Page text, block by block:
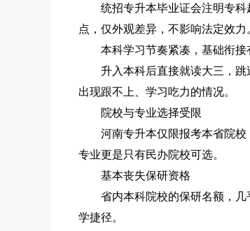
统招专升本毕业证会注明专科
点，仅外观差异，不影响法定效力
本科学习节奏紧凑，基础衔接
升入本科后直接就读大三，跳
出现跟不上、学习吃力的情况。
院校与专业选择受限
河南专升本仅限报考本省院校
专业更是只有民办院校可选。
基本丧失保研资格
省内本科院校的保研名额，几
学捷径。